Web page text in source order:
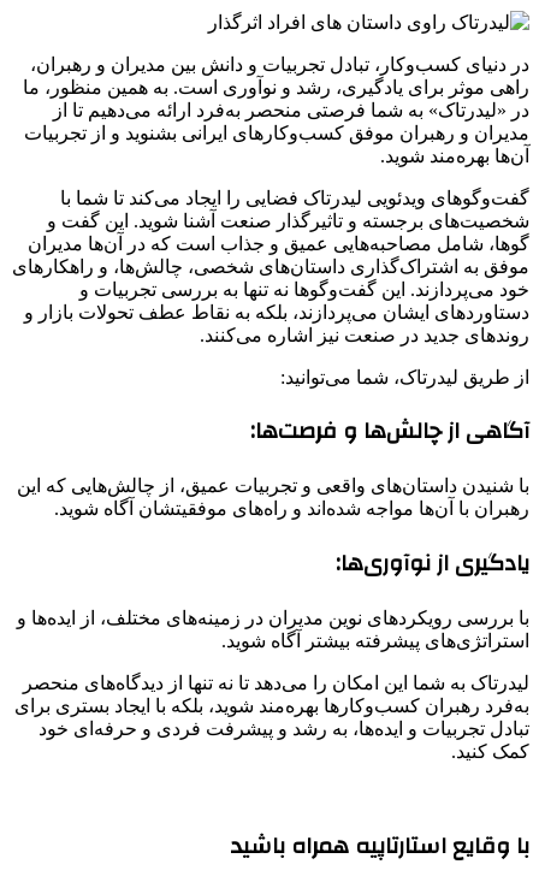
در دنیای کسب‌وکار، تبادل تجربیات و دانش بین مدیران و رهبران،
راهی موثر برای یادگیری، رشد و نوآوری است. به همین منظور، ما
در «لیدرتاک» به شما فرصتی منحصر به‌فرد ارائه می‌دهیم تا از
مدیران و رهبران موفق کسب‌وکارهای ایرانی بشنوید و از تجربیات
آن‌ها بهره‌مند شوید.
گفت‌وگوهای ویدئویی لیدرتاک فضایی را ایجاد می‌کند تا شما با
شخصیت‌های برجسته و تاثیرگذار صنعت آشنا شوید. این گفت و
گوها، شامل مصاحبه‌هایی عمیق و جذاب است که در آن‌ها مدیران
موفق به اشتراک‌گذاری داستان‌های شخصی، چالش‌ها، و راهکارهای
خود می‌پردازند. این گفت‌وگوها نه تنها به بررسی تجربیات و
دستاوردهای ایشان می‌پردازند، بلکه به نقاط عطف تحولات بازار و
روندهای جدید در صنعت نیز اشاره می‌کنند.
از طریق لیدرتاک، شما می‌توانید:
آگاهی از چالش‌ها و فرصت‌ها:
با شنیدن داستان‌های واقعی و تجربیات عمیق، از چالش‌هایی که این
رهبران با آن‌ها مواجه شده‌اند و راه‌های موفقیتشان آگاه شوید.
یادگیری از نوآوری‌ها:
با بررسی رویکردهای نوین مدیران در زمینه‌های مختلف، از ایده‌ها و
استراتژی‌های پیشرفته بیشتر آگاه شوید.
لیدرتاک به شما این امکان را می‌دهد تا نه تنها از دیدگاه‌های منحصر
به‌فرد رهبران کسب‌وکارها بهره‌مند شوید، بلکه با ایجاد بستری برای
تبادل تجربیات و ایده‌ها، به رشد و پیشرفت فردی و حرفه‌ای خود
کمک کنید.
با وقایع استارتاپیه همراه باشید